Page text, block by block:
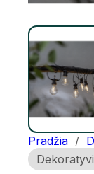
Pradžia /